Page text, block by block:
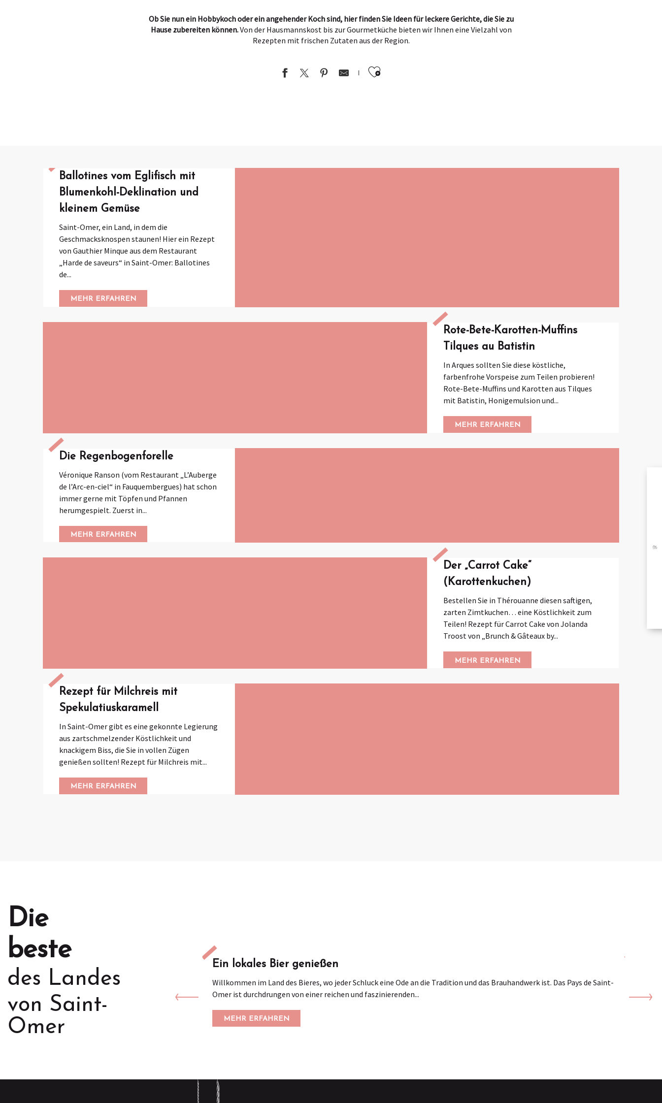
Ob Sie nun ein Hobbykoch oder ein angehender Koch sind, hier finden Sie Ideen für leckere Gerichte, die Sie zu
Hause zubereiten können.Von der Hausmannskost bis zur Gourmetküche bieten wir Ihnen eine Vielzahl von
Rezepten mit frischen Zutaten aus der Region.
Ajouter aux favoris
Ballotines vom Eglifisch mit
Blumenkohl-Deklination und
kleinem Gemüse
Saint-Omer, ein Land, in dem die
Geschmacksknospen staunen! Hier ein Rezept
von Gauthier Minque aus dem Restaurant
„Harde de saveurs“ in Saint-Omer: Ballotines
de...
MEHR ERFAHREN
Rote-Bete-Karotten-Muffins
Tilques au Batistin
In Arques sollten Sie diese köstliche,
farbenfrohe Vorspeise zum Teilen probieren!
Rote-Bete-Muffins und Karotten aus Tilques
mit Batistin, Honigemulsion und...
MEHR ERFAHREN
Die Regenbogenforelle
Véronique Ranson (vom Restaurant „L’Auberge
de l’Arc-en-ciel“ in Fauquembergues) hat schon
immer gerne mit Töpfen und Pfannen
herumgespielt. Zuerst in...
MEHR ERFAHREN
Der „Carrot Cake“
(Karottenkuchen)
Bestellen Sie in Thérouanne diesen saftigen,
zarten Zimtkuchen… eine Köstlichkeit zum
Teilen! Rezept für Carrot Cake von Jolanda
Troost von „Brunch & Gâteaux by...
MEHR ERFAHREN
Rezept für Milchreis mit
Spekulatiuskaramell
In Saint-Omer gibt es eine gekonnte Legierung
aus zartschmelzender Köstlichkeit und
knackigem Biss, die Sie in vollen Zügen
genießen sollten! Rezept für Milchreis mit...
MEHR ERFAHREN
Die
beste
des Landes
von Saint-
Omer
Ein lokales Bier genießen
Willkommen im Land des Bieres, wo jeder Schluck eine Ode an die Tradition und das Brauhandwerk ist. Das Pays de Saint-
Omer ist durchdrungen von einer reichen und faszinierenden...
MEHR ERFAHREN